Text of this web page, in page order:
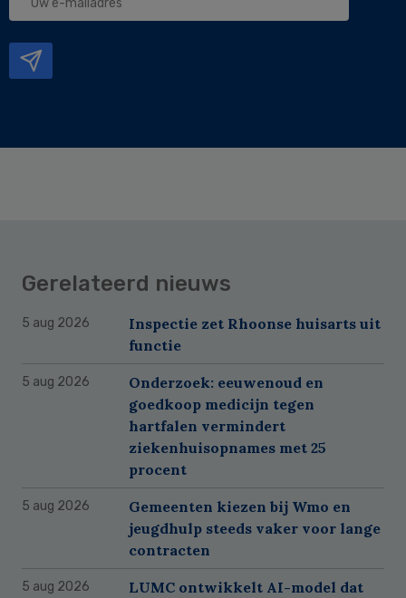
Gerelateerd nieuws
5 aug 2026
Inspectie zet Rhoonse huisarts uit
functie
5 aug 2026
Onderzoek: eeuwenoud en
goedkoop medicijn tegen
hartfalen vermindert
ziekenhuisopnames met 25
procent
5 aug 2026
Gemeenten kiezen bij Wmo en
jeugdhulp steeds vaker voor lange
contracten
5 aug 2026
LUMC ontwikkelt AI-model dat